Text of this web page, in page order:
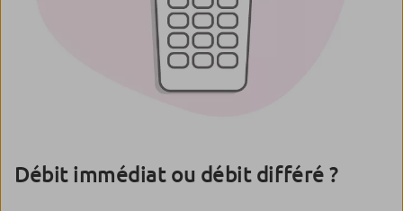
Débit immédiat ou débit différé ?